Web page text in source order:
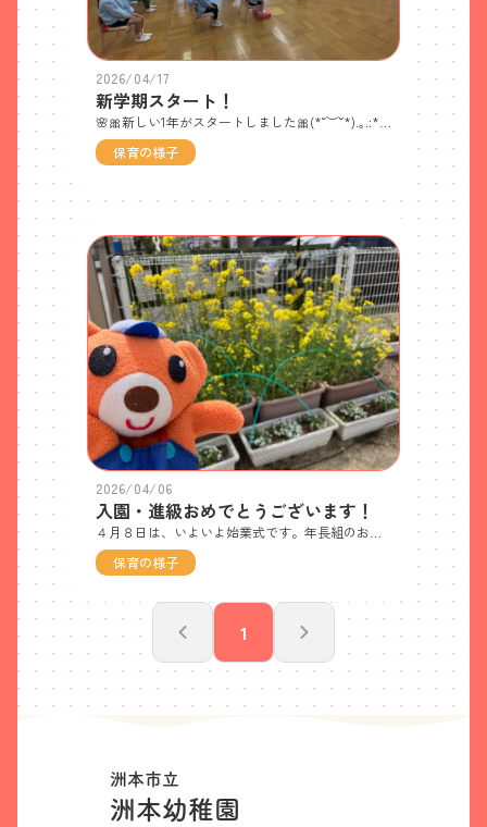
2026/04/17
新学期スタート！
保育の様子
2026/04/06
入園・進級おめでとうございます！
保育の様子
1
洲本市立
洲本幼稚園